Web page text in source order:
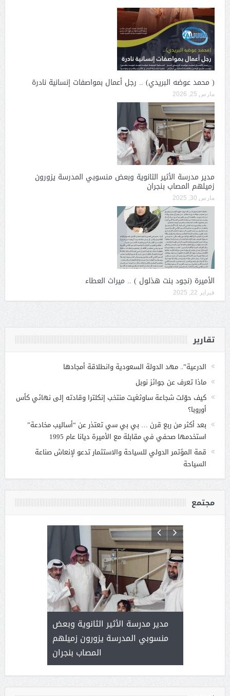
( محمد عوضه البريدي) .. رجل أعمال بمواصفات إنسانية نادرة
مارس 25, 2026
مدير مدرسة الأثير الثانوية وبعض منسوبي المدرسة يزورون
زميلهم المصاب بنجران
مارس 30, 2025
الأميرة (نجود بنت هذلول ) .. ميراث العطاء
فبراير 22, 2025
تقارير
الدرعية”.. مهد الدولة السعودية وانطلاقة أمجادها
ماذا تعرف عن جوائز نوبل
كيف حوّلت شجاعة ساوثغيت منتخب إنكلترا وقادته إلى نهائي كأس
أوروبا؟
بعد أكثر من ربع قرن … بي بي سي تعتذر عن “أساليب مخادعة”
استخدمها صحفي في مقابلة مع الأميرة ديانا عام 1995
قمة المؤتمر الدولي للسياحة والاستثمار تدعو لإنعاش صناعة
السياحة
مجتمع
( محمد
مدير مدرسة الأثير الثانوية وبعض
منسوبي المدرسة يزورون زميلهم
المصاب بنجران
) .. ميراث